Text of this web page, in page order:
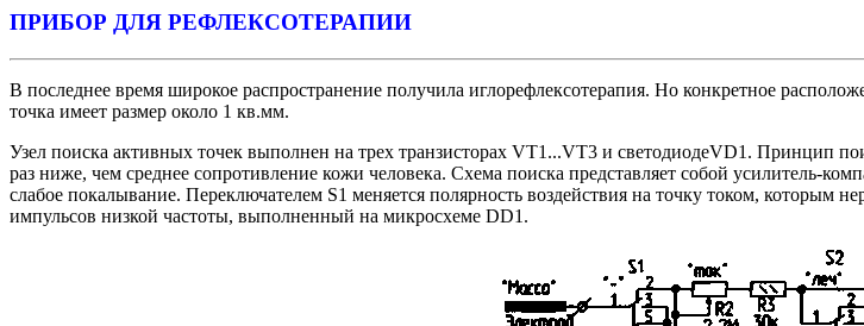
ПРИБОР ДЛЯ РЕФЛЕКСОТЕРАПИИ
В последнее время широкое распространение получила иглорефлексотерапия. Но конкретное
точка имеет размер около 1 кв.мм.
Узел поиска активных точек выполнен на трех транзисторах VT1...VT3 и светодиодеVD1. Принцип
раз ниже, чем среднее сопротивление кожи человека. Схема поиска представляет собой усилитель-
слабое покалывание. Переключателем S1 меняется полярность воздействия на точку током, которым
импульсов низкой частоты, выполненный на микросхеме DD1.